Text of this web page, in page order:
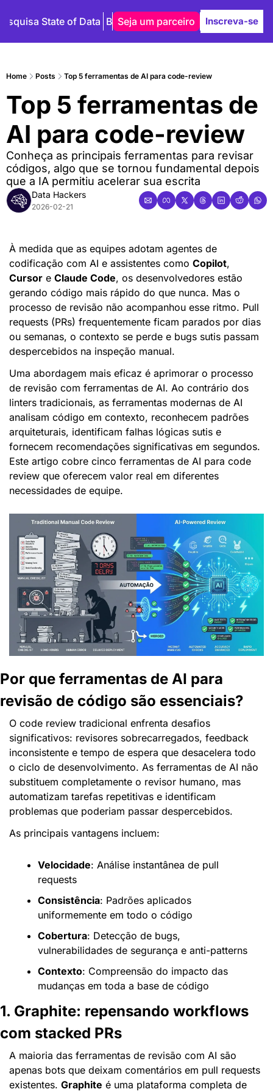
State of Data Blog Autores
Seja um parceiro Inscreva-se
Home Posts Top 5 ferramentas de AI para code-review
Top 5 ferramentas de
AI para code-review
Conheça as principais ferramentas para revisar
códigos, algo que se tornou fundamental depois
que a IA permitiu acelerar sua escrita
Data Hackers
2026-02-21
À medida que as equipes adotam agentes de
codificação com AI e assistentes como Copilot
Cursor e Claude Code, os desenvolvedores estão
gerando código mais rápido do que nunca. Mas o
processo de revisão não acompanhou esse ritmo. Pull
requests (PRs) frequentemente ficam parados por dias
ou semanas, o contexto se perde e bugs sutis passam
despercebidos na inspeção manual.
Uma abordagem mais eficaz é aprimorar o processo
de revisão com ferramentas de AI. Ao contrário dos
linters tradicionais, as ferramentas modernas de AI
analisam código em contexto, reconhecem padrões
arquiteturais, identificam falhas lógicas sutis e
fornecem recomendações significativas em segundos.
Este artigo cobre cinco ferramentas de AI para code
review que oferecem valor real em diferentes
necessidades de equipe.
Por que ferramentas de AI para
revisão de código são essenciais?
O code review tradicional enfrenta desafios
significativos: revisores sobrecarregados, feedback
inconsistente e tempo de espera que desacelera todo
o ciclo de desenvolvimento. As ferramentas de AI não
substituem completamente o revisor humano, mas
automatizam tarefas repetitivas e identificam
problemas que poderiam passar despercebidos.
As principais vantagens incluem:
Velocidade: Análise instantânea de pull
requests
Consistência: Padrões aplicados
uniformemente em todo o código
Cobertura: Detecção de bugs,
vulnerabilidades de segurança e anti-patterns
Contexto: Compreensão do impacto das
mudanças em toda a base de código
1. Graphite: repensando workflows
com stacked PRs
A maioria das ferramentas de revisão com AI são
apenas bots que deixam comentários em pull requests
existentes. Graphite é uma plataforma completa de